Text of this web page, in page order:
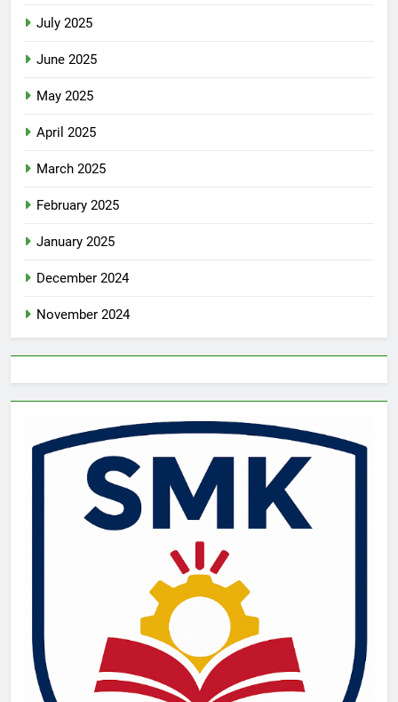
July 2025
June 2025
May 2025
April 2025
March 2025
February 2025
January 2025
December 2024
November 2024